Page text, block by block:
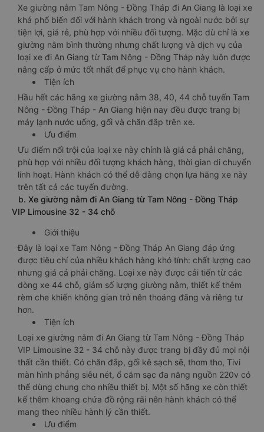
Xe giường nằm Tam Nông - Đồng Tháp đi An Giang là loại xe
khá phổ biến đối với hành khách trong và ngoài nước bởi sự
tiện lợi, giá rẻ, phù hợp với nhiều đối tượng. Mặc dù chỉ là xe
giường nằm bình thường nhưng chất lượng và dịch vụ của
loại xe đi An Giang từ Tam Nông - Đồng Tháp này luôn được
nâng cấp ở mức tốt nhất để phục vụ cho hành khách.
Tiện ích
Hầu hết các hãng xe giường nằm 38, 40, 44 chỗ tuyến Tam
Nông - Đồng Tháp - An Giang hiện nay đều được trang bị
máy lạnh nước uống, gối và chăn đắp trên xe.
Ưu điểm
Ưu điểm nổi trội của loại xe này chính là giá cả phải chăng,
phù hợp với nhiều đối tượng khách hàng, thời gian di chuyển
linh hoạt. Hành khách có thể dễ dàng chọn lựa hãng xe này
trên tất cả các tuyến đường.
b. Xe giường nằm đi An Giang từ Tam Nông - Đồng Tháp
VIP Limousine 32 - 34 chỗ
Giới thiệu
Đây là loại xe Tam Nông - Đồng Tháp An Giang đáp ứng
được tiêu chí của nhiều khách hàng khó tính: chất lượng cao
nhưng giá cả phải chăng. Loại xe này được cải tiến từ các
dòng xe 44 chỗ, giảm số lượng giường nằm, thiết kế thêm
rèm che khiến không gian trở nên thoáng đãng và riêng tư
hơn.
Tiện ích
Loại xe giường nằm đi An Giang từ Tam Nông - Đồng Tháp
VIP Limousine 32 - 34 chỗ này được trang bị đầy đủ mọi nội
thất cần thiết. Có chăn đắp, gối kê sạch sẽ, thơm tho, Tivi
màn hình phẳng siêu nét, ổ cắm sạc đa năng nguồn 220v có
thể dùng chung cho nhiều thiết bị. Một số hãng xe còn thiết
kế thêm khoang chứa đồ rộng rãi nên hành khách có thể
mang theo nhiều hành lý cần thiết.
Ưu điểm